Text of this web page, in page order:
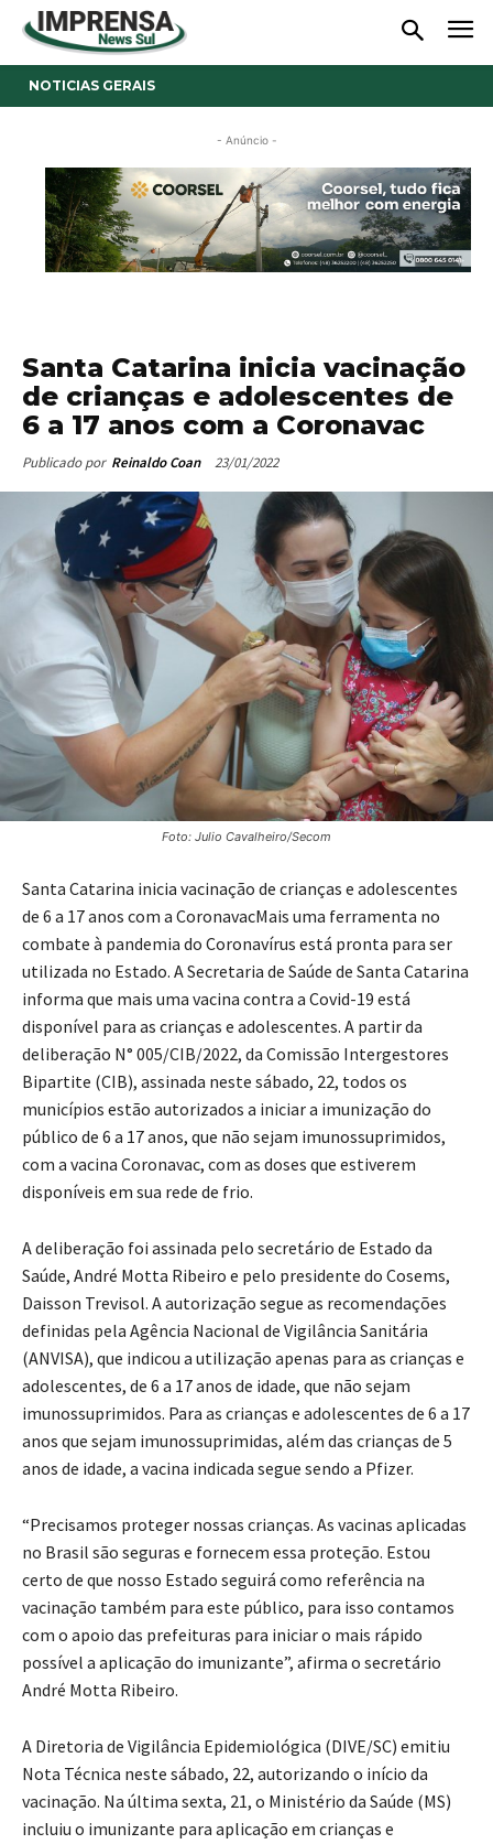
NOTICIAS GERAIS
- Anúncio -
Santa Catarina inicia vacinação
de crianças e adolescentes de
6 a 17 anos com a Coronavac
Publicado por Reinaldo Coan 23/01/2022
Foto: Julio Cavalheiro/Secom
Santa Catarina inicia vacinação de crianças e adolescentes
de 6 a 17 anos com a CoronavacMais uma ferramenta no
combate à pandemia do Coronavírus está pronta para ser
utilizada no Estado. A Secretaria de Saúde de Santa Catarina
informa que mais uma vacina contra a Covid-19 está
disponível para as crianças e adolescentes. A partir da
deliberação N° 005/CIB/2022, da Comissão Intergestores
Bipartite (CIB), assinada neste sábado, 22, todos os
municípios estão autorizados a iniciar a imunização do
público de 6 a 17 anos, que não sejam imunossuprimidos,
com a vacina Coronavac, com as doses que estiverem
disponíveis em sua rede de frio.
A deliberação foi assinada pelo secretário de Estado da
Saúde, André Motta Ribeiro e pelo presidente do Cosems,
Daisson Trevisol. A autorização segue as recomendações
definidas pela Agência Nacional de Vigilância Sanitária
(ANVISA), que indicou a utilização apenas para as crianças e
adolescentes, de 6 a 17 anos de idade, que não sejam
imunossuprimidos. Para as crianças e adolescentes de 6 a 17
anos que sejam imunossuprimidas, além das crianças de 5
anos de idade, a vacina indicada segue sendo a Pfizer.
“Precisamos proteger nossas crianças. As vacinas aplicadas
no Brasil são seguras e fornecem essa proteção. Estou
certo de que nosso Estado seguirá como referência na
vacinação também para este público, para isso contamos
com o apoio das prefeituras para iniciar o mais rápido
possível a aplicação do imunizante”, afirma o secretário
André Motta Ribeiro.
A Diretoria de Vigilância Epidemiológica (DIVE/SC) emitiu
Nota Técnica neste sábado, 22, autorizando o início da
vacinação. Na última sexta, 21, o Ministério da Saúde (MS)
incluiu o imunizante para aplicação em crianças e